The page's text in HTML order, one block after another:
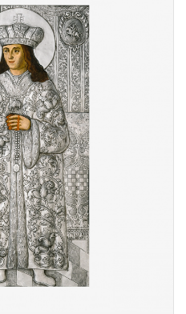
(автор
ангели і
Діву Марію, а
Казимира.